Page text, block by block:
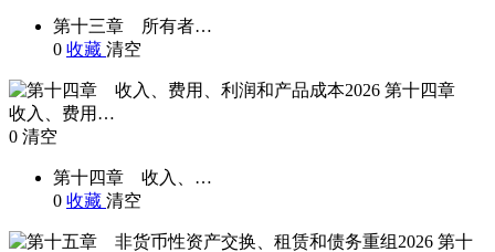
第十三章 所有者…
0 收藏 清空
第十四章
收入、费用…
0 清空
第十四章 收入、…
0 收藏 清空
第十